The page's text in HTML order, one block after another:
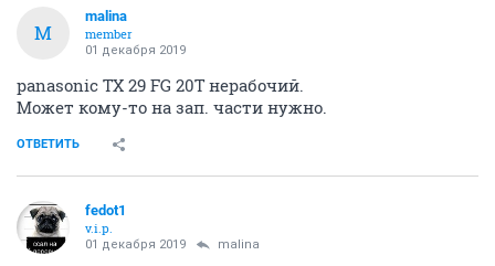
M
malina
member
01 декабря 2019
panasonic TX 29 FG 20T нерабочий.
Может кому-то на зап. части нужно.
ОТВЕТИТЬ
fedot1
v.i.p.
01 декабря 2019 malina